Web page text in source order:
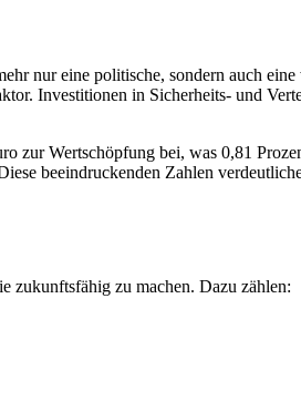
nur eine politische, sondern auch
Investitionen in Sicherheits- und
zur Wertschöpfung bei, was 0,81
beeindruckenden Zahlen
zukunftsfähig zu machen. Dazu zählen: